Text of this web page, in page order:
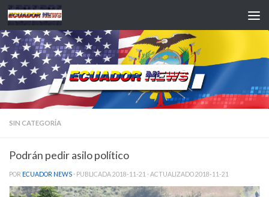
Saltar al contenido
SIN CATEGORÍA
Podrán pedir asilo político
POR ECUADOR NEWS · PUBLICADA2018-11-21 · ACTUALIZADO2018-11-21